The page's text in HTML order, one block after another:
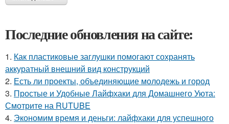
Последние обновления на сайте:
1. Как пластиковые заглушки помогают сохранять
аккуратный внешний вид конструкций
2. Есть ли проекты, объединяющие молодежь и город
3. Простые и Удобные Лайфхаки для Домашнего Уюта:
Смотрите на RUTUBE
4. Экономим время и деньги: лайфхаки для успешного